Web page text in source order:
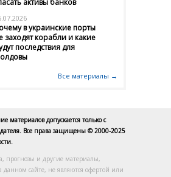
в украинские порты
заходят корабли и какие
последствия для
Все материалы →
материалов допускается только с
Все права защищены © 2000-2025
прогнозы и другие материалы,
данном сайте, не являются офертой или